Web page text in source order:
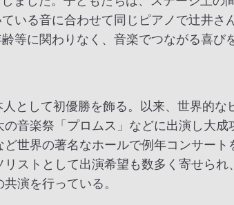
いる音に合わせて同じピアノで辻井さ
等に関わりなく、音楽でつながる喜び
として初優勝を飾る。以来、世界的な
音楽祭「プロムス」などに出演し大成
世界の著名なホールで例年コンサート
ストとして出演希望も数多く寄せられ
演を行っている。